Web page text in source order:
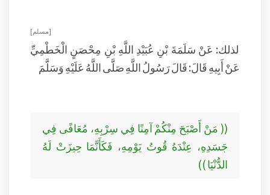
[ مسلم ]
لذلك: عَنْ سَلَمَةَ بْنِ عُبَيْدِ اللَّهِ بْنِ مِحْصَنٍ الْخَطْمِيِّ
عَنْ أَبِيهِ قَالَ: قَالَ رَسُولُ اللَّهِ صَلَّى اللَّهُ عَلَيْهِ وَسَلَّمَ
(( مَنْ أَصْبَحَ مِنْكُمْ آمِنًا فِي سِرْبِهِ، مُعَافًى فِي
جَسَدِهِ، عِنْدَهُ قُوتُ يَوْمِهِ، فَكَأَنَّمَا حِيزَتْ لَهُ
الدُّنْيَا ))